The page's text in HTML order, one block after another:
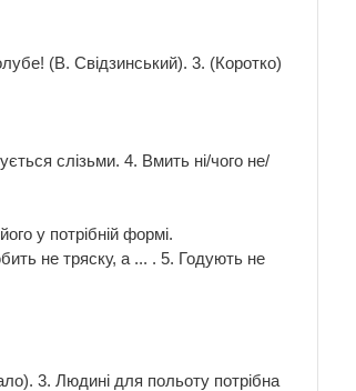
(В. Свідзинський). 3. (Коротко)
слізьми. 4. Вмить ні/чого не/
у потрібній формі.
не тряску, а ... . 5. Годують не
3. Людині для польоту потрібна